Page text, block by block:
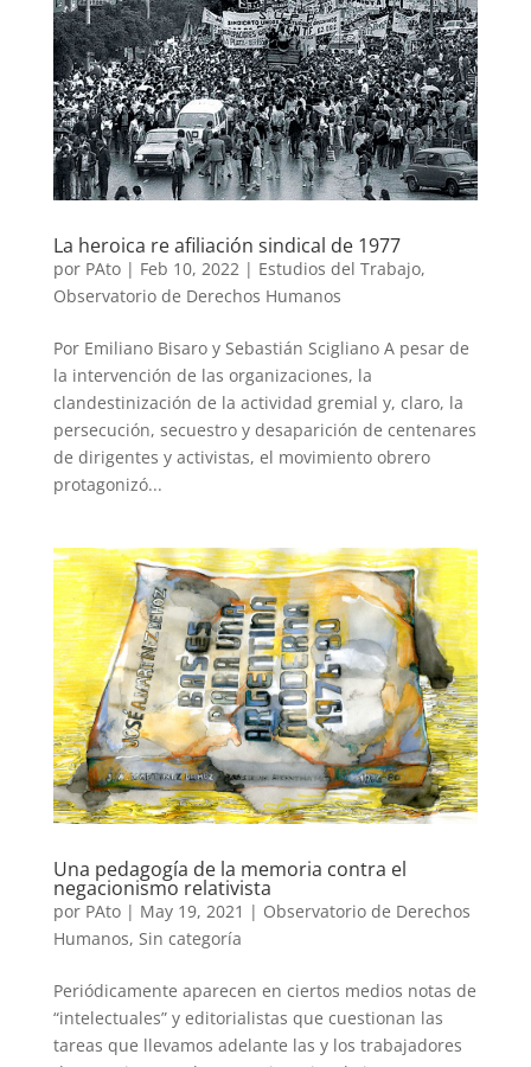
La heroica re afiliación sindical de 1977
por PAto| Feb 10, 2022 | Estudios del Trabajo,
Observatorio de Derechos Humanos
Por Emiliano Bisaro y Sebastián Scigliano A pesar de
la intervención de las organizaciones, la
clandestinización de la actividad gremial y, claro, la
persecución, secuestro y desaparición de centenares
de dirigentes y activistas, el movimiento obrero
protagonizó...
Una pedagogía de la memoria contra el
negacionismo relativista
por PAto| May 19, 2021 | Observatorio de Derechos
Humanos, Sin categoría
Periódicamente aparecen en ciertos medios notas de
“intelectuales” y editorialistas que cuestionan las
tareas que llevamos adelante las y los trabajadores